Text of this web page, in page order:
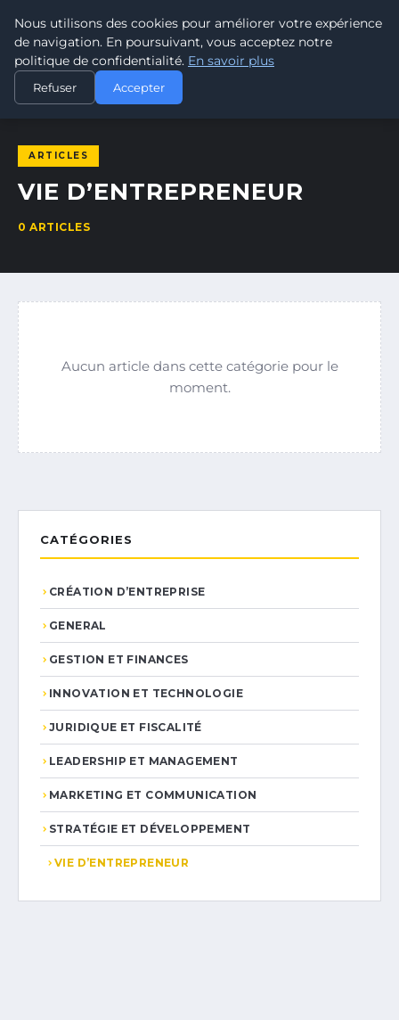
SARBACANE
FRANCE
L'ART DU TIR À LA SARBACANE
ACCUEIL VIE D’ENTREPRENEUR
ARTICLES
VIE D’ENTREPRENEUR
0 ARTICLES
Aucun article dans cette catégorie pour le
moment.
CATÉGORIES
CRÉATION D’ENTREPRISE
GENERAL
GESTION ET FINANCES
INNOVATION ET TECHNOLOGIE
JURIDIQUE ET FISCALITÉ
LEADERSHIP ET MANAGEMENT
MARKETING ET COMMUNICATION
STRATÉGIE ET DÉVELOPPEMENT
VIE D’ENTREPRENEUR
Nous utilisons des cookies pour améliorer votre expérience
de navigation. En poursuivant, vous acceptez notre
politique de confidentialité. En savoir plus
Refuser Accepter